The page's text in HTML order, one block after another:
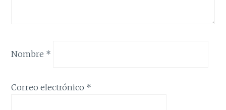
Nombre *
Correo electrónico *